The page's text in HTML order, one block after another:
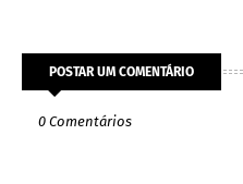
POSTAR UM COMENTÁRIO
0 Comentários